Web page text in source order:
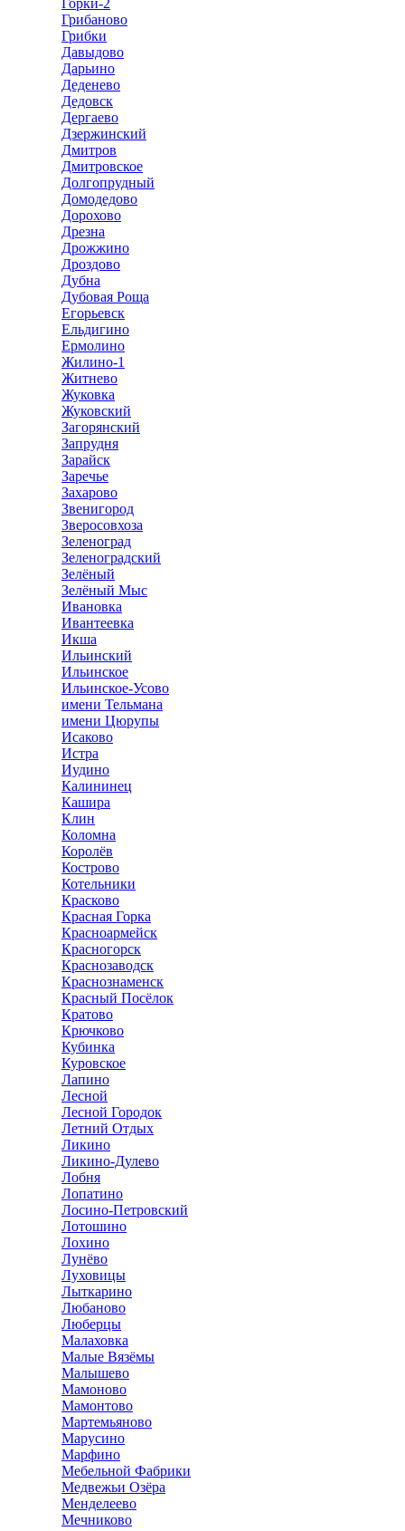
Горки-2
Грибаново
Грибки
Давыдово
Дарьино
Деденево
Дедовск
Дергаево
Дзержинский
Дмитров
Дмитровское
Долгопрудный
Домодедово
Дорохово
Дрезна
Дрожжино
Дроздово
Дубна
Дубовая Роща
Егорьевск
Ельдигино
Ермолино
Жилино-1
Житнево
Жуковка
Жуковский
Загорянский
Запрудня
Зарайск
Заречье
Захарово
Звенигород
Зверосовхоза
Зеленоград
Зеленоградский
Зелёный
Зелёный Мыс
Ивановка
Ивантеевка
Икша
Ильинский
Ильинское
Ильинское-Усово
имени Тельмана
имени Цюрупы
Исаково
Истра
Иудино
Калининец
Кашира
Клин
Коломна
Королёв
Кострово
Котельники
Красково
Красная Горка
Красноармейск
Красногорск
Краснозаводск
Краснознаменск
Красный Посёлок
Кратово
Крючково
Кубинка
Куровское
Лапино
Лесной
Лесной Городок
Летний Отдых
Ликино
Ликино-Дулево
Лобня
Лопатино
Лосино-Петровский
Лотошино
Лохино
Лунёво
Луховицы
Лыткарино
Любаново
Люберцы
Малаховка
Малые Вязёмы
Малышево
Мамоново
Мамонтово
Мартемьяново
Марусино
Марфино
Мебельной Фабрики
Медвежьи Озёра
Менделеево
Мечниково